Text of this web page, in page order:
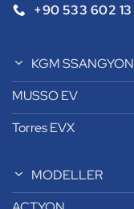
+90 533 602
KGM
MUSSO EV
Torres EVX
MODELLER